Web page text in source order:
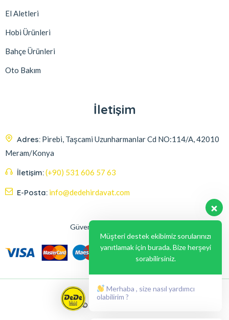
El Aletleri
Hobi Ürünleri
Bahçe Ürünleri
Oto Bakım
İletişim
Adres: Pirebi, Taşcami Uzunharmanlar Cd NO:114/A, 42010
Meram/Konya
İletişim:(+90) 531 606 57 63
E-Posta: info@dedehirdavat.com
Güvenli Ödeme Seçenekleri
© 2024, Liabil Dizayn
Müşteri destek ekibimiz sorularınızı
yanıtlamak için burada. Bize herşeyi
sorabilirsiniz.
Merhaba , size nasıl yardımcı
olabilirim ?